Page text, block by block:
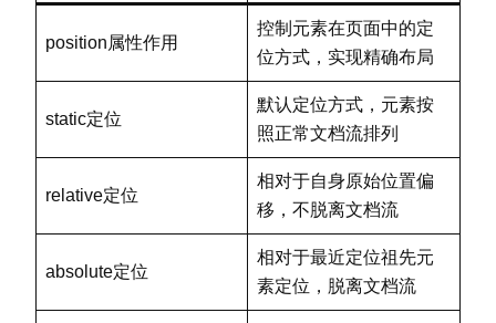
position属性作用
控制元素在页面中的定
位方式，实现精确布局
static定位
默认定位方式，元素按
照正常文档流排列
relative定位
相对于自身原始位置偏
移，不脱离文档流
absolute定位
相对于最近定位祖先元
素定位，脱离文档流